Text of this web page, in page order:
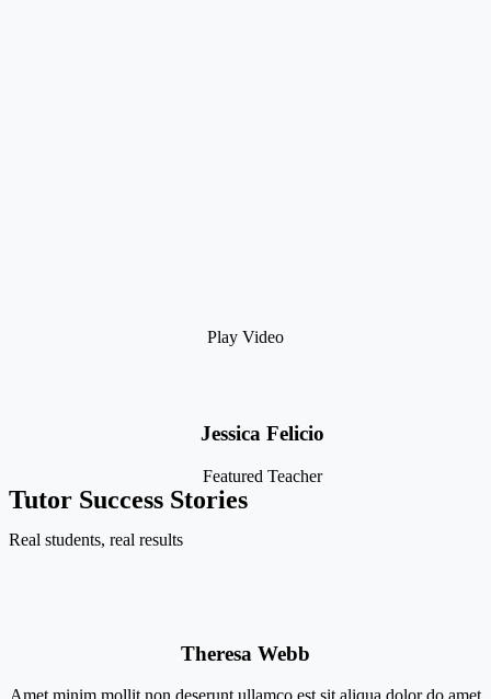
Play Video
Jessica Felicio
Featured Teacher
Tutor Success Stories
Real students, real results
Theresa Webb